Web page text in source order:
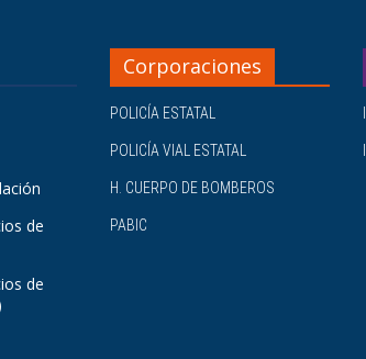
de
de
Corporaciones
POLICÍA ESTATAL
POLICÍA VIAL ESTATAL
H. CUERPO DE BOMBEROS
PABIC